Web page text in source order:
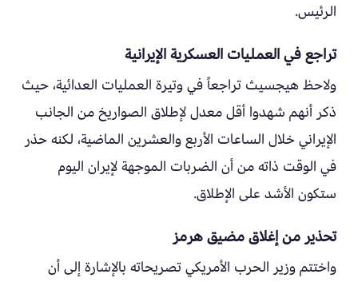
الرئيس.
تراجع في العمليات العسكرية الإيرانية
ولاحظ هيجسيث تراجعاً في وتيرة العمليات العدائية، حيث
ذكر أنهم شهدوا أقل معدل لإطلاق الصواريخ من الجانب
الإيراني خلال الساعات الأربع والعشرين الماضية، لكنه حذر
في الوقت ذاته من أن الضربات الموجهة لإيران اليوم
ستكون الأشد على الإطلاق.
تحذير من إغلاق مضيق هرمز
واختتم وزير الحرب الأمريكي تصريحاته بالإشارة إلى أن